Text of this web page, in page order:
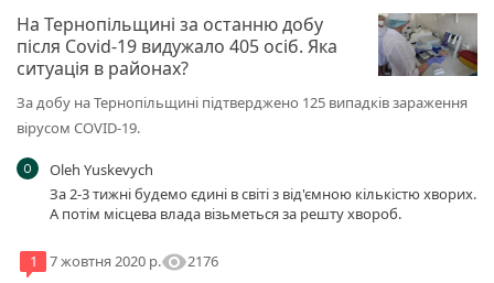
На Тернопільщині за останню добу
після Covid-19 видужало 405 осіб. Яка
ситуація в районах?
За добу на Тернопільщині підтверджено 125 випадків зараження
вірусом COVID-19.
Oleh Yuskevych
За 2-3 тижні будемо єдині в світі з від'ємною кількістю хворих.
А потім місцева влада візьметься за решту хвороб.
1 7 жовтня 2020 р.visibility2176